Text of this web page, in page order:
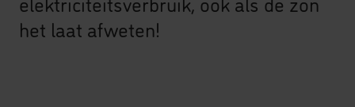
het laat afweten!